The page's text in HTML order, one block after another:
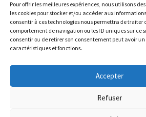
Pour offrir les meilleures expériences, nous utilisons
les cookies pour stocker et/ou accéder aux
consentir à ces technologies nous permettra de traiter
comportement de navigation ou les ID uniques sur ce
consentir ou de retirer son consentement peut avoir
caractéristiques et fonctions.
Accepter
Refuser
Le magasin de Lyon sera fermé du
inclus. Les commandes seront
The physical record shop will be
august 17th included. Online orders
august 18th.
MARTYR Warp Zone (Reissue) - Vinyl LP
green orange marble)
23.00€